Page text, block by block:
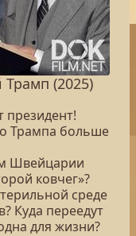
(2025)
президент!
Трампа больше
Швейцарии
ковчег»?
среде
Куда переедут
для жизни?